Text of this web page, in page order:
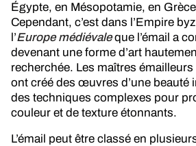
Égypte, en Mésopotamie, en
Cependant, c’est dans l’Empire
l’Europe médiévaleque l’émail a
devenant une forme d’art
recherchée. Les maîtres
ont créé des œuvres d’une beauté
des techniques complexes pour
couleur et de texture étonnants.
L’émail peut être classé en